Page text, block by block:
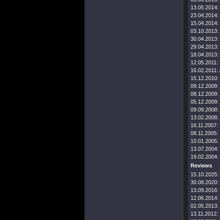
13.05.2014:
23.04.2014:
15.04.2014:
03.10.2013:
30.04.2013:
29.04.2013:
18.04.2013:
12.05.2011:
16.02.2011:
15.12.2010:
09.12.2009:
08.12.2009:
05.12.2009:
09.09.2008:
13.02.2008:
16.11.2007:
08.11.2005:
10.01.2005:
13.07.2004:
19.02.2004:
Reviews
15.10.2025:
30.08.2020:
13.09.2016:
12.06.2014:
02.05.2013:
13.11.2012: